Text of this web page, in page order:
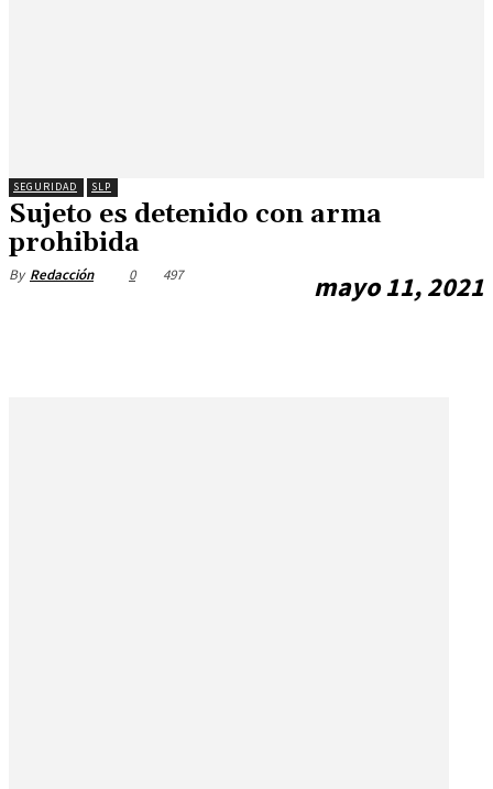
SEGURIDAD SLP
Sujeto es detenido con arma
prohibida
By Redacción mayo 11, 2021
0 497